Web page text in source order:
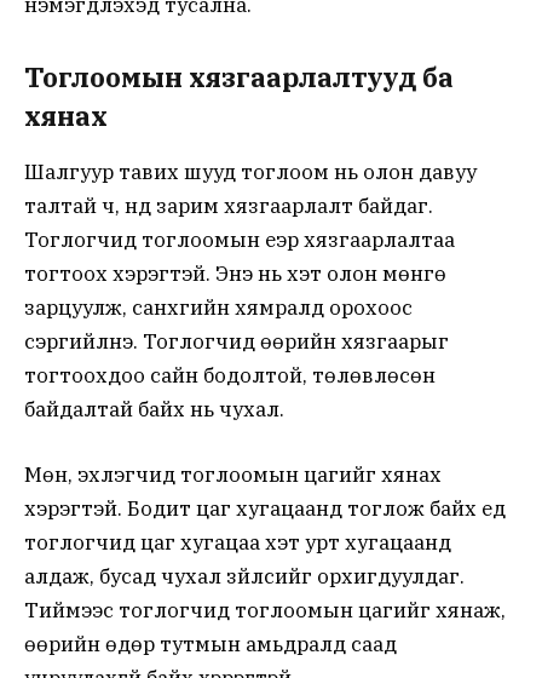
Тоглоомын хязгаарлалтууд ба
хянах
Шалгуур тавих шууд тоглоом нь олон давуу
талтай ч, үүнд зарим хязгаарлалт байдаг.
Тоглогчид тоглоомын үеэр хязгаарлалтаа
тогтоох хэрэгтэй. Энэ нь хэт олон мөнгө
зарцуулж, санхүүгийн хямралд орохоос
сэргийлнэ. Тоглогчид өөрийн хязгаарыг
тогтоохдоо сайн бодолтой, төлөвлөсөн
байдалтай байх нь чухал.
Мөн, эхлэгчид тоглоомын цагийг хянах
хэрэгтэй. Бодит цаг хугацаанд тоглож байх үед
тоглогчид цаг хугацаа хэт урт хугацаанд
алдаж, бусад чухал зүйлсийг орхигдуулдаг.
Тиймээс тоглогчид тоглоомын цагийг хянаж,
өөрийн өдөр тутмын амьдралд саад